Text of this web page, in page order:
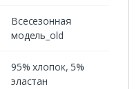
Всесезонная
модель_old
95% хлопок, 5%
эластан